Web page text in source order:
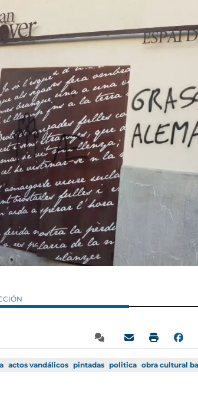
actos vandálicos pintadas politica obra cultural